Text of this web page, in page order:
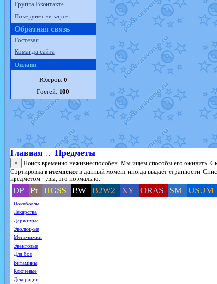
Группа Вконтакте
Покерунет на карте
Обратная связь
Гостевая
Команда сайта
Онлайн
Юзеров: 0
Гостей: 100
Главная: : Предметы
×
Поиск временно нежизнеспособен. Мы ищем способы его оживить.
Сортировка в итемдексев данный момент иногда выдаёт странности.
предметом - увы, это нормально.
DP Pt HGSS BW B2W2 XY ORAS SM USUM
Покеболлы
Лекарства
Держимые
Эволюц-ые
Мега-камни
Эвентовые
Для боя
Витамины
Ключевые
Декорации